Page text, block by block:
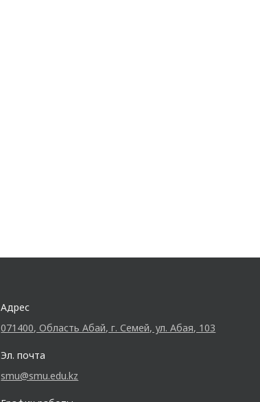
Адрес
071400, Область Абай, г. Семей, ул. Абая, 103
Эл. почта
smu@smu.edu.kz